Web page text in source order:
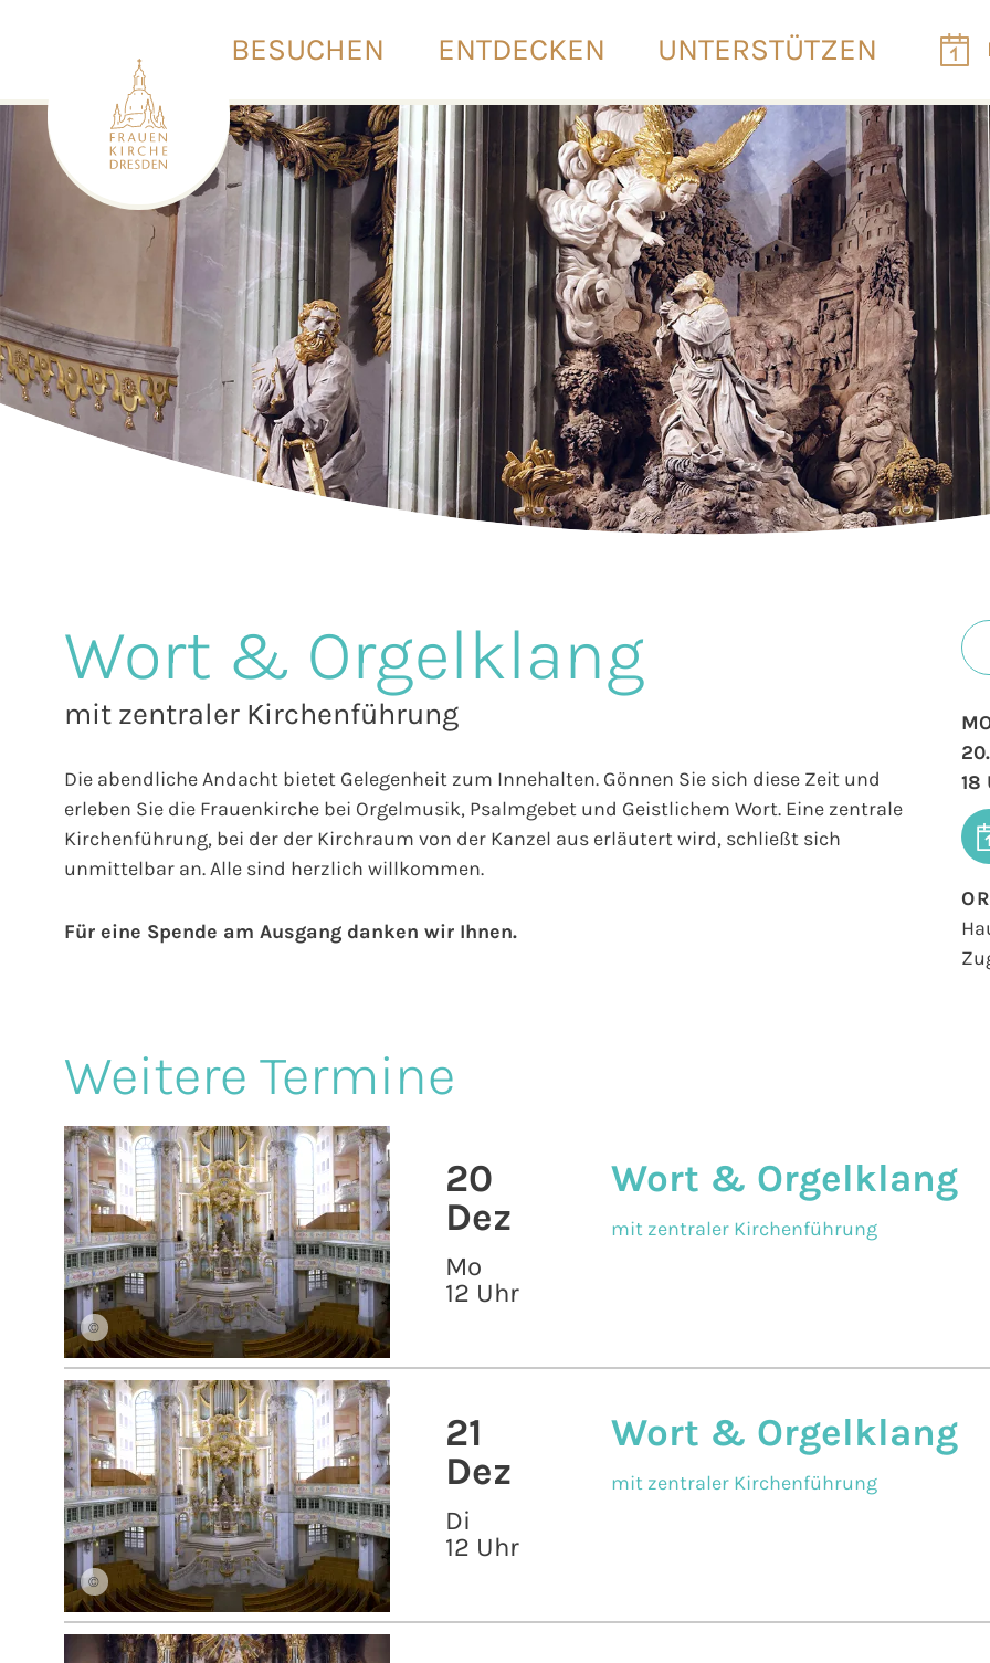
BESUCHEN ENTDECKEN UNTERSTÜTZEN
Wort & Orgelklang
mit zentraler Kirchenführung
Die abendliche Andacht bietet Gelegenheit zum Innehalten. Gönnen Sie sich diese Zeit und
erleben Sie die Frauenkirche bei Orgelmusik, Psalmgebet und Geistlichem Wort. Eine zentrale
Kirchenführung, bei der der Kirchraum von der Kanzel aus erläutert wird, schließt sich
unmittelbar an. Alle sind herzlich willkommen.
Für eine Spende am Ausgang danken wir Ihnen.
18
Weitere Termine
©
20
Dez
Mo
12 Uhr
Wort & Orgelklang
mit zentraler Kirchenführung
©
21
Dez
Di
12 Uhr
Wort & Orgelklang
mit zentraler Kirchenführung